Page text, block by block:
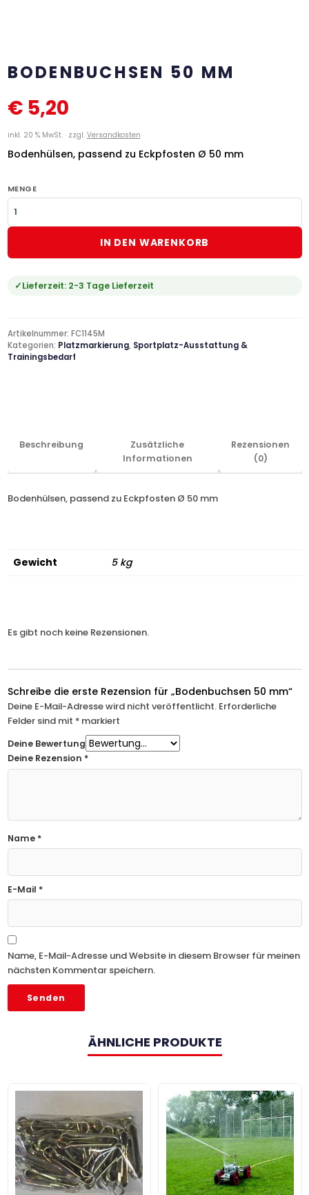
BODENBUCHSEN 50 MM
€ 5,20
inkl. 20 % MwSt. zzgl. Versandkosten
Bodenhülsen, passend zu Eckpfosten Ø 50 mm
MENGE
IN DEN WARENKORB
Lieferzeit: 2-3 Tage Lieferzeit
Artikelnummer: FC1145M
Kategorien: Platzmarkierung, Sportplatz-Ausstattung &
Trainingsbedarf
Beschreibung
Zusätzliche
Informationen
Rezensionen
(0)
Bodenhülsen, passend zu Eckpfosten Ø 50 mm
Gewicht 5 kg
Es gibt noch keine Rezensionen.
Schreibe die erste Rezension für „Bodenbuchsen 50 mm“
Deine E-Mail-Adresse wird nicht veröffentlicht. Erforderliche
Felder sind mit *markiert
Deine Bewertung
Deine Rezension *
Name *
E-Mail *
Name, E-Mail-Adresse und Website in diesem Browser für meinen
nächsten Kommentar speichern.
ÄHNLICHE PRODUKTE